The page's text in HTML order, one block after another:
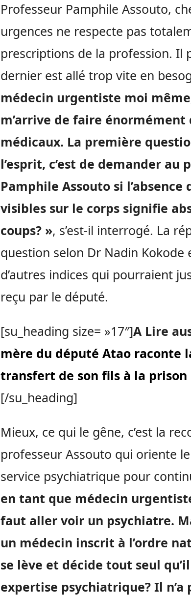
Professeur Pamphile Assouto,
urgences ne respecte pas
prescriptions de la profession. Il
dernier est allé trop vite en
médecin urgentiste moi
m’arrive de faire
médicaux. La première
l’esprit, c’est de demander au
Pamphile Assouto si l’absence
visibles sur le corps signifie
coups? », s’est-il interrogé. La
question selon Dr Nadin Kokode
d’autres indices qui pourraient
reçu par le député.
[su_heading size= »17″]A Lire
mère du député Atao raconte
transfert de son fils à la
[/su_heading]
Mieux, ce qui le gêne, c’est la
professeur Assouto qui oriente
service psychiatrique pour
en tant que médecin
faut aller voir un psychiatre.
un médecin inscrit à l’ordre
se lève et décide tout seul
expertise psychiatrique? Il n’a